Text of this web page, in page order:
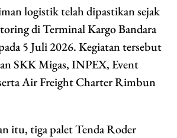
logistik telah dipastikan sejak
di Terminal Kargo Bandara
5 Juli 2026. Kegiatan tersebut
SKK Migas, INPEX, Event
Air Freight Charter Rimbun
itu, tiga palet Tenda Roder